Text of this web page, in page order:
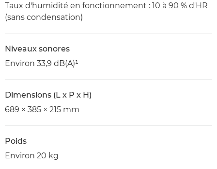
Taux d'humidité en fonctionnement : 10 à 90 % d'HR
(sans condensation)
Niveaux sonores
Environ 33,9 dB(A)¹
Dimensions (L x P x H)
689 × 385 × 215 mm
Poids
Environ 20 kg